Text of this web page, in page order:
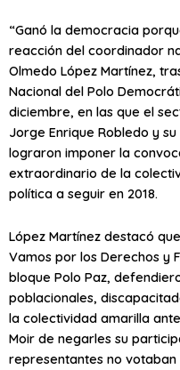
“Ganó la democracia
reacción del coordinador
Olmedo López Martínez,
Nacional del Polo
diciembre, en las que el
Jorge Enrique Robledo y
lograron imponer la
extraordinario de la
política a seguir en 2018.
López Martínez destacó
Vamos por los Derechos y
bloque Polo Paz,
poblacionales,
la colectividad amarilla
Moir de negarles su
representantes no